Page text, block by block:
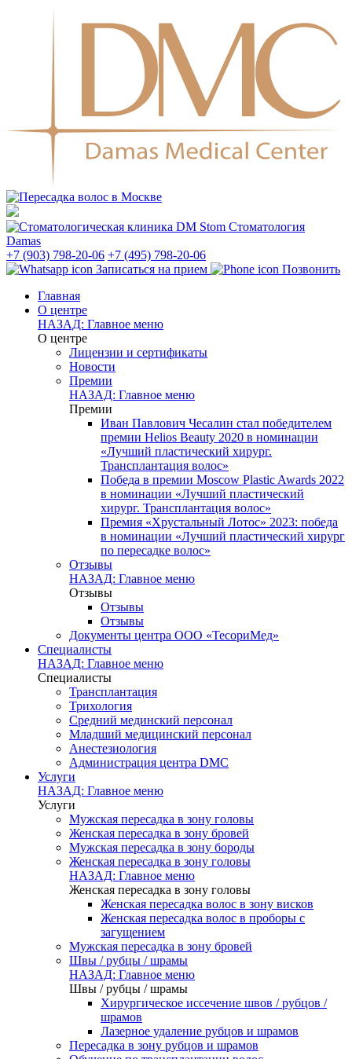
Стоматология
Damas
+7 (903) 798-20-06 +7 (495) 798-20-06
Записаться на прием
Позвонить
Главная
О центре
НАЗАД: Главное меню
О центре
Лицензии и сертификаты
Новости
Премии
НАЗАД: Главное меню
Премии
Иван Павлович Чесалин стал победителем
премии Helios Beauty 2020 в номинации
«Лучший пластический хирург.
Трансплантация волос»
Победа в премии Moscow Plastic Awards 2022
в номинации «Лучший пластический
хирург. Трансплантация волос»
Премия «Хрустальный Лотос» 2023: победа
в номинации «Лучший пластический хирург
по пересадке волос»
Отзывы
НАЗАД: Главное меню
Отзывы
Отзывы
Отзывы
Документы центра ООО «ТесориМед»
Специалисты
НАЗАД: Главное меню
Специалисты
Трансплантация
Трихология
Средний мединский персонал
Младший медицинский персонал
Анестезиология
Администрация центра DMC
Услуги
НАЗАД: Главное меню
Услуги
Мужская пересадка в зону головы
Женская пересадка в зону бровей
Мужская пересадка в зону бороды
Женская пересадка в зону головы
НАЗАД: Главное меню
Женская пересадка в зону головы
Женская пересадка волос в зону висков
Женская пересадка волос в проборы с
загущением
Мужская пересадка в зону бровей
Швы / рубцы / шрамы
НАЗАД: Главное меню
Швы / рубцы / шрамы
Хирургическое иссечение швов / рубцов /
шрамов
Лазерное удаление рубцов и шрамов
Пересадка в зону рубцов и шрамов